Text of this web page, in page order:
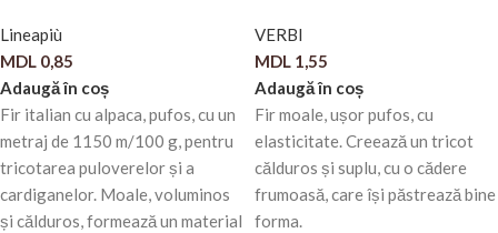
Lineapiù
MDL 0,85
Adaugă în coș
Fir italian cu alpaca, pufos, cu un
metraj de 1150 m/100 g, pentru
tricotarea puloverelor și a
cardiganelor. Moale, voluminos
și călduros, formează un material
VERBI
MDL 1,55
Adaugă în coș
Fir moale, ușor pufos, cu
elasticitate. Creează un tricot
călduros și suplu, cu o cădere
frumoasă, care își păstrează bine
forma.